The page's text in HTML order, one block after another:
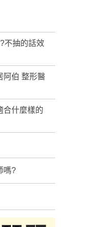
不抽的話效
阿伯 整形醫
合什麼樣的
嗎?